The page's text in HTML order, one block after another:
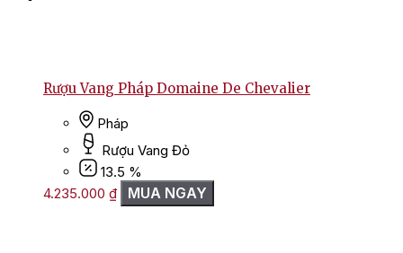
Rượu Vang Pháp Domaine De Chevalier
Pháp
Rượu Vang Đỏ
13.5 %
4.235.000 ₫ MUA NGAY